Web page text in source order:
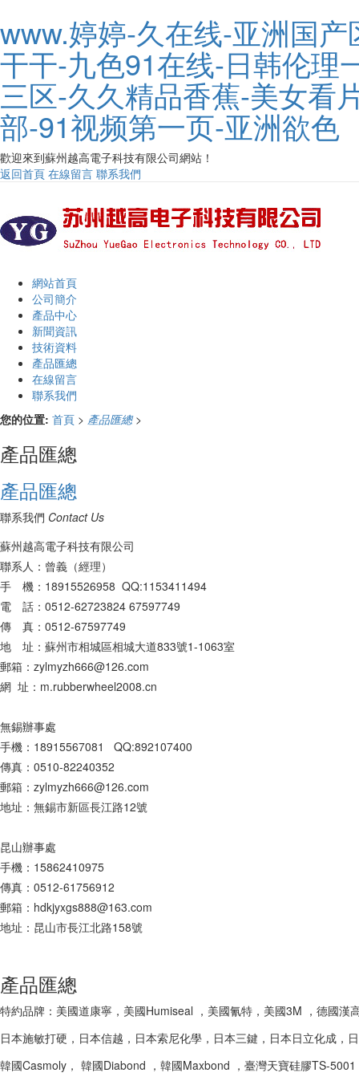
www.婷婷-久在线-亚洲国
干干-九色91在线-日韩伦理
三区-久久精品香蕉-美女看
部-91视频第一页-亚洲欲色
歡迎來到蘇州越高電子科技有限公司網站！
返回首頁 在線留言 聯系我們
網站首頁
公司簡介
產品中心
新聞資訊
技術資料
產品匯總
在線留言
聯系我們
您的位置: 首頁 > 產品匯總>
產品匯總
產品匯總
聯系我們 Contact Us
蘇州越高電子科技有限公司
聯系人：曾義（經理）
手 機：18915526958 QQ:1153411494
電 話：0512-62723824 67597749
傳 真：0512-67597749
地 址：蘇州市相城區相城大道833號1-1063室
郵箱：zylmyzh666@126.com
網 址：m.rubberwheel2008.cn
無錫辦事處
手機：18915567081 QQ:892107400
傳真：0510-82240352
郵箱：zylmyzh666@126.com
地址：無錫市新區長江路12號
昆山辦事處
手機：15862410975
傳真：0512-61756912
郵箱：hdkjyxgs888@163.com
地址：昆山市長江北路158號
產品匯總
特約品牌：美國道康寧，美國Humiseal ，美國氰特，美國3M ，德國
日本施敏打硬，日本信越，日本索尼化學，日本三鍵，日本日立化成
韓國Casmoly， 韓國Diabond ，韓國Maxbond ，臺灣天寶硅膠TS-